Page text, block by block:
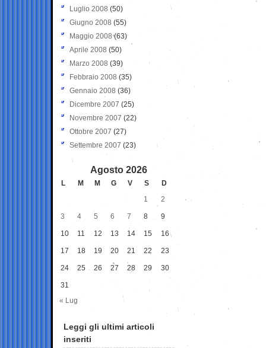
Luglio 2008 (50)
Giugno 2008 (55)
Maggio 2008(63)
Aprile 2008 (50)
Marzo 2008 (39)
Febbraio 2008 (35)
Gennaio 2008 (36)
Dicembre 2007 (25)
Novembre 2007 (22)
Ottobre 2007 (27)
Settembre 2007 (23)
Agosto 2026
L M M G V S
D
1
2
3 4 5 6 7 8 9
10 11 12 13 14 15 16
17 18 19 20 21 22 23
24 25 26 27 28 29 30
31
« Lug
Leggi gli ultimi articoli
inseriti